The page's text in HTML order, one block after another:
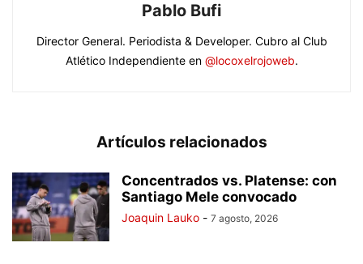
Pablo Bufi
Director General. Periodista & Developer. Cubro al Club
Atlético Independiente en @locoxelrojoweb.
Artículos relacionados
Concentrados vs. Platense: con
Santiago Mele convocado
Joaquin Lauko - 7 agosto, 2026